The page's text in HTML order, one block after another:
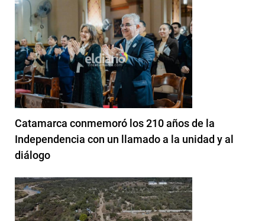
Catamarca conmemoró los 210 años de la
Independencia con un llamado a la unidad y al
diálogo